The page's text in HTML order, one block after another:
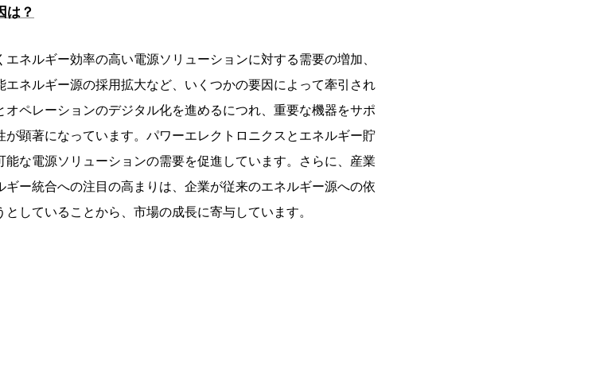
は？
ネルギー効率の高い電源ソリューションに対する需要の増加、
ネルギー源の採用拡大など、いくつかの要因によって牽引され
ペレーションのデジタル化を進めるにつれ、重要な機器をサポ
顕著になっています。パワーエレクトロニクスとエネルギー貯
な電源ソリューションの需要を促進しています。さらに、産業
ー統合への注目の高まりは、企業が従来のエネルギー源への依
していることから、市場の成長に寄与しています。